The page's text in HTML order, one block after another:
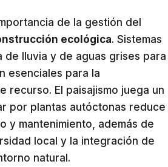
de la gestión del
ecológica. Sistemas
lluvia y de aguas grises para
esenciales para la
recurso. El paisajismo juega un
por plantas autóctonas reduce
y mantenimiento, además de
local y la integración de
natural.